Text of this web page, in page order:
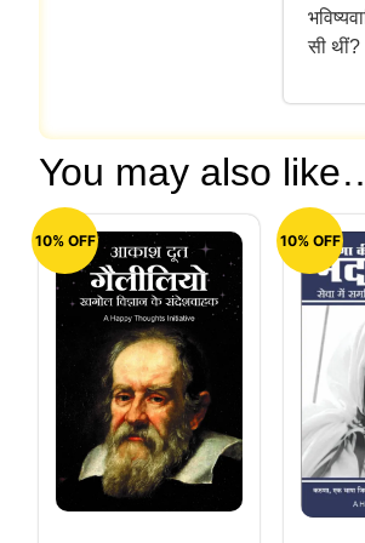
सी थीं?
You may also
10% OFF 10% OFF